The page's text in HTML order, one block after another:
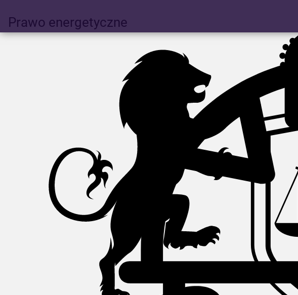
Prawo energetyczne